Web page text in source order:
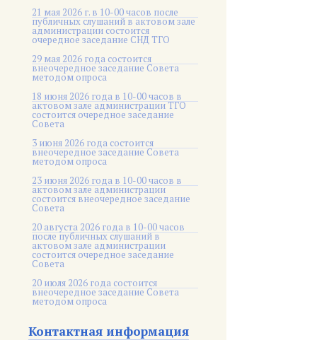
21 мая 2026 г. в 10-00 часов после
публичных слушаний в актовом зале
администрации состоится
очередное заседание СНД ТГО
29 мая 2026 года состоится
внеочередное заседание Совета
методом опроса
18 июня 2026 года в 10-00 часов в
актовом зале администрации ТГО
состоится очередное заседание
Совета
3 июня 2026 года состоится
внеочередное заседание Совета
методом опроса
23 июня 2026 года в 10-00 часов в
актовом зале администрации
состоится внеочередное заседание
Совета
20 августа 2026 года в 10-00 часов
после публичных слушаний в
актовом зале администрации
состоится очередное заседание
Совета
20 июля 2026 года состоится
внеочередное заседание Совета
методом опроса
Контактная информация